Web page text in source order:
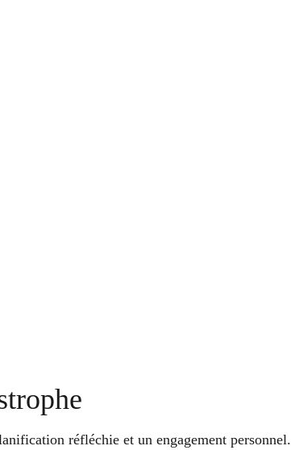
réfléchie et un engagement personnel.